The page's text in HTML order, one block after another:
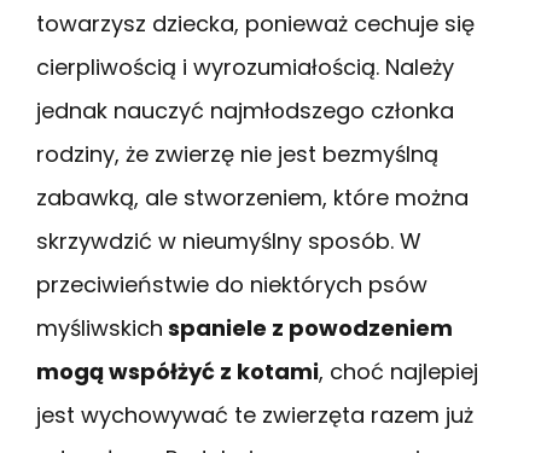
towarzysz dziecka, ponieważ cechuje się
cierpliwością i wyrozumiałością. Należy
jednak nauczyć najmłodszego członka
rodziny, że zwierzę nie jest bezmyślną
zabawką, ale stworzeniem, które można
skrzywdzić w nieumyślny sposób. W
przeciwieństwie do niektórych psów
myśliwskich spaniele z powodzeniem
mogą współżyć z kotami, choć najlepiej
jest wychowywać te zwierzęta razem już